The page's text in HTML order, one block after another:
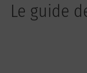
Le guide